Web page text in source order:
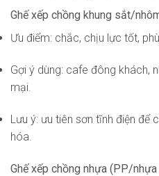
Ghế xếp chồng khung sắt/
Ưu điểm: chắc, chịu lực tốt,
Gợi ý dùng: cafe đông khách,
mại.
Lưu ý: ưu tiên sơn tĩnh điện để
hóa.
Ghế xếp chồng nhựa (PP/